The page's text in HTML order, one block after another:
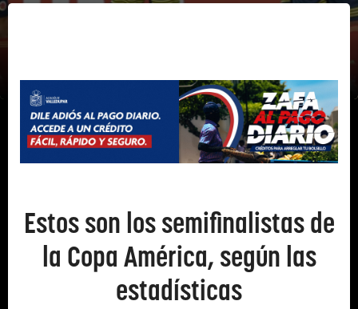
Estos son los semifinalistas de
la Copa América, según las
estadísticas